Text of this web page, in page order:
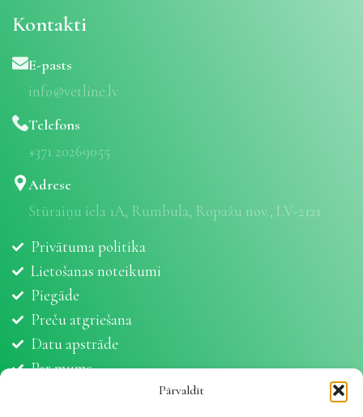
Pārvaldīt
Kontakti
E-pasts
info@vetline.lv
Telefons
+371 20269055
Adrese
Stūraiņu iela 1A, Rumbula, Ropažu nov., LV-2121
Privātuma politika
Lietošanas noteikumi
Piegāde
Preču atgriešana
Datu apstrāde
Par mums